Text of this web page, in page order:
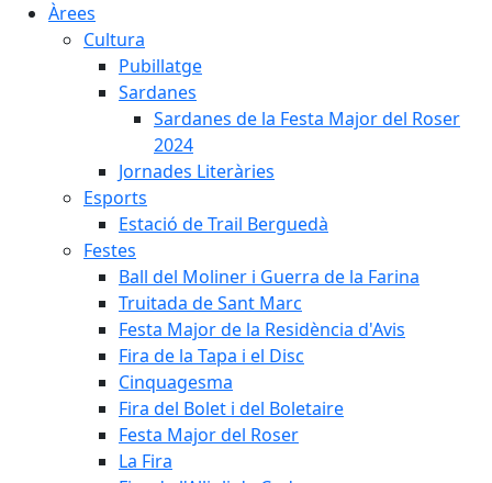
Àrees
Cultura
Pubillatge
Sardanes
Sardanes de la Festa Major del Roser
2024
Jornades Literàries
Esports
Estació de Trail Berguedà
Festes
Ball del Moliner i Guerra de la Farina
Truitada de Sant Marc
Festa Major de la Residència d'Avis
Fira de la Tapa i el Disc
Cinquagesma
Fira del Bolet i del Boletaire
Festa Major del Roser
La Fira